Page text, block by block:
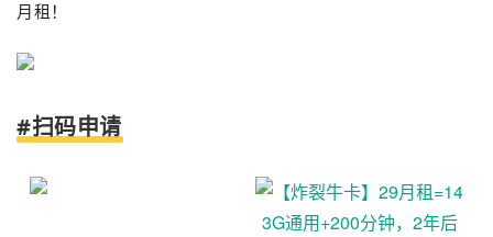
月租！
#扫码申请